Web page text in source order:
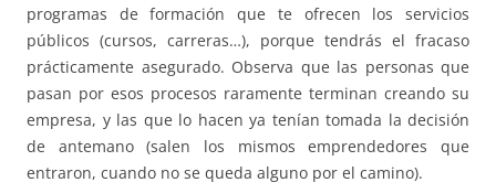
programas de formación que te ofrecen los servicios
públicos (cursos, carreras…), porque tendrás el fracaso
prácticamente asegurado. Observa que las personas que
pasan por esos procesos raramente terminan creando su
empresa, y las que lo hacen ya tenían tomada la decisión
de antemano (salen los mismos emprendedores que
entraron, cuando no se queda alguno por el camino).